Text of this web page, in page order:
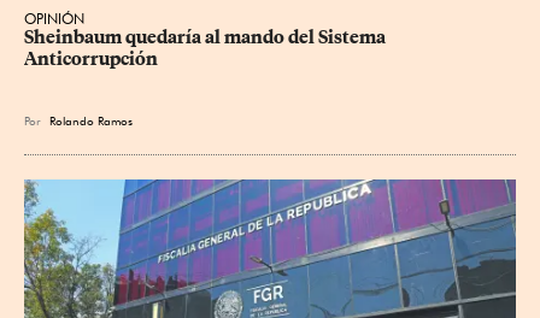
OPINIÓN
Sheinbaum quedaría al mando del Sistema
Anticorrupción
Por Rolando Ramos